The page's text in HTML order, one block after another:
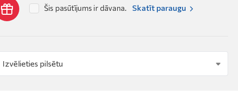
Šis pasūtījums ir dāvana. Skatīt paraugu